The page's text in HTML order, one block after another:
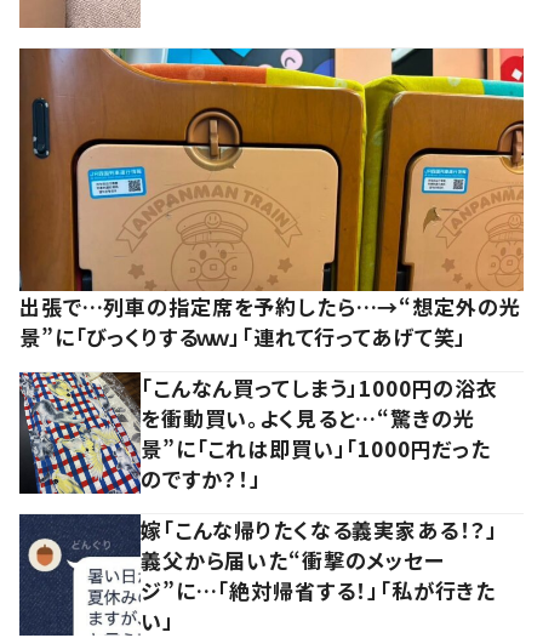
出張で…列車の指定席を予約したら…→“想定外の光
景”に「びっくりするｗｗ」「連れて行ってあげて笑」
「こんなん買ってしまう」1000円の浴衣
を衝動買い。よく見ると…“驚きの光
景”に「これは即買い」「1000円だった
のですか？！」
嫁「こんな帰りたくなる義実家ある！？」
義父から届いた“衝撃のメッセー
ジ”に…「絶対帰省する！」「私が行きた
い」